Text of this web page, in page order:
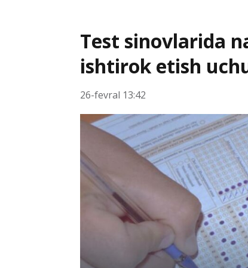
Test sinovlarida
ishtirok etish
26-fevral 13:42